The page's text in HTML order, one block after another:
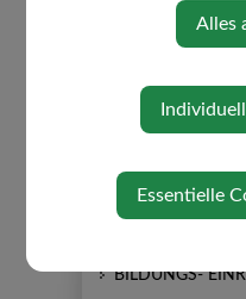
AKTUELLES
AMTSTAFEL
NEUIGKEITEN
BILDUNGS-
Alles
Essentielle